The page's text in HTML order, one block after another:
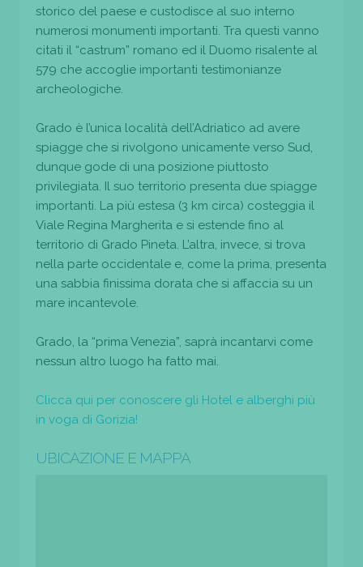
storico del paese e custodisce al suo interno
numerosi monumenti importanti. Tra questi vanno
citati il “castrum” romano ed il Duomo risalente al
579 che accoglie importanti testimonianze
archeologiche.
Grado è l’unica località dell’Adriatico ad avere
spiagge che si rivolgono unicamente verso Sud,
dunque gode di una posizione piuttosto
privilegiata. Il suo territorio presenta due spiagge
importanti. La più estesa (3 km circa) costeggia il
Viale Regina Margherita e si estende fino al
territorio di Grado Pineta. L’altra, invece, si trova
nella parte occidentale e, come la prima, presenta
una sabbia finissima dorata che si affaccia su un
mare incantevole.
Grado, la “prima Venezia”, saprà incantarvi come
nessun altro luogo ha fatto mai.
Clicca qui per conoscere gli Hotel e alberghi più
in voga di Gorizia!
UBICAZIONE E MAPPA